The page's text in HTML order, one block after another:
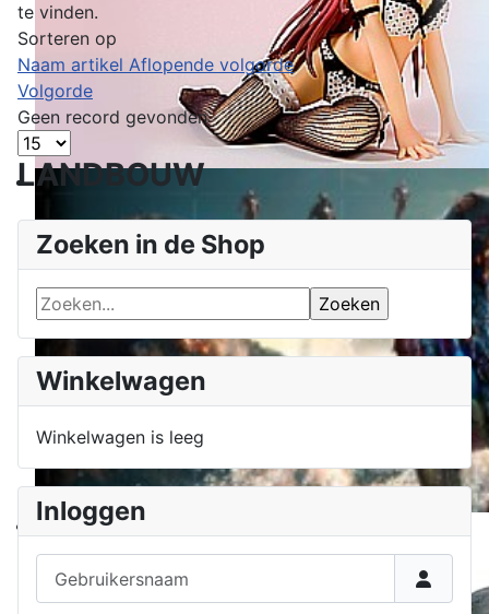
Zoeken in de Shop
Winkelwagen
Winkelwagen is leeg
Inloggen
te vinden.
Sorteren op
Naam artikel Aflopende volgorde
Volgorde
Geen record gevonden
LANDBOUW